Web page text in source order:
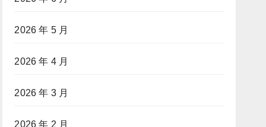
2026 年 5 月
2026 年 4 月
2026 年 3 月
2026 年 2 月